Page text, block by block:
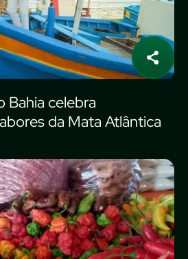
Bahia celebra
da Mata Atlântica